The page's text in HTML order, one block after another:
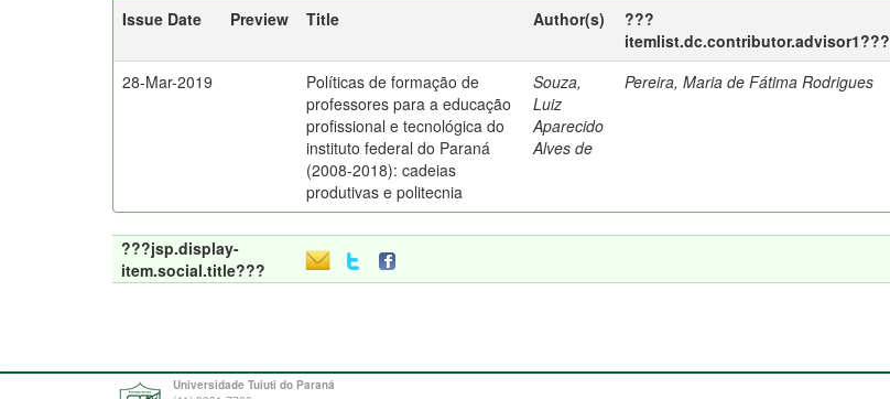
Issue Date
Preview Title Author(s)
???
itemlist.dc.contributor.advisor1???
28-Mar-2019
Políticas de formação de
professores para a educação
profissional e tecnológica do
instituto federal do Paraná
(2008-2018): cadeias
produtivas e politecnia
Souza,
Luiz
Aparecido
Alves de
Pereira, Maria de Fátima Rodrigues
???jsp.display-
item.social.title???
Universidade Tuiuti do Paraná